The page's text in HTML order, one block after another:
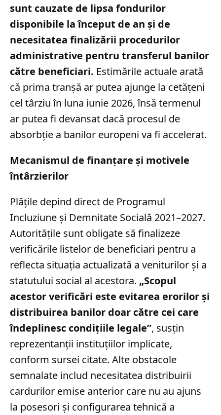
sunt cauzate de lipsa fondurilor
disponibile la început de an și de
necesitatea finalizării procedurilor
administrative pentru transferul banilor
către beneficiari. Estimările actuale arată
că prima tranșă ar putea ajunge la cetățeni
cel târziu în luna iunie 2026, însă termenul
ar putea fi devansat dacă procesul de
absorbție a banilor europeni va fi accelerat.
Mecanismul de finanțare și motivele
întârzierilor
Plățile depind direct de Programul
Incluziune și Demnitate Socială 2021–2027.
Autoritățile sunt obligate să finalizeze
verificările listelor de beneficiari pentru a
reflecta situația actualizată a veniturilor și a
statutului social al acestora. „Scopul
acestor verificări este evitarea erorilor și
distribuirea banilor doar către cei care
îndeplinesc condițiile legale”, susțin
reprezentanții instituțiilor implicate,
conform sursei citate. Alte obstacole
semnalate includ necesitatea distribuirii
cardurilor emise anterior care nu au ajuns
la posesori și configurarea tehnică a